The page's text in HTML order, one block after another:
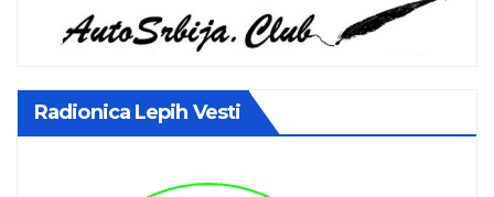
Radionica Lepih Vesti